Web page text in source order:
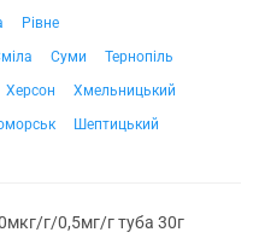
Рівне
Суми
Тернопіль
Херсон
Хмельницький
Шептицький
г/0,5мг/г туба 30г